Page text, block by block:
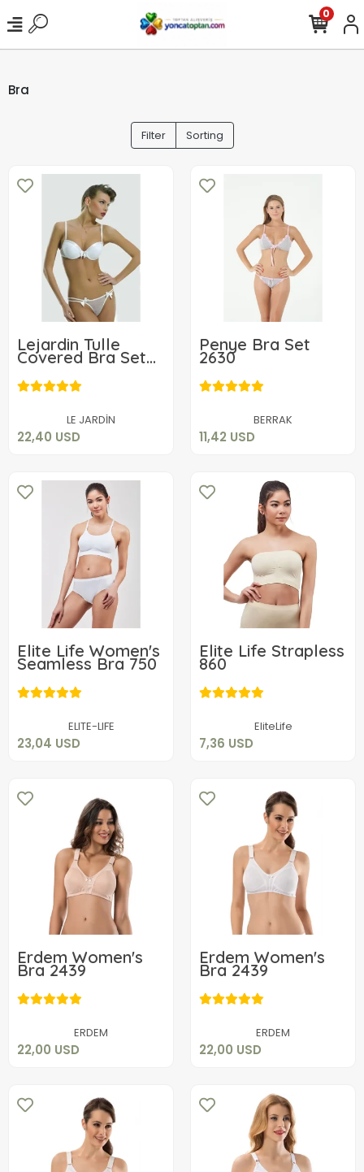
0
Bra
Filter Sorting
Lejardin Tulle
Covered Bra Set
6565
LE JARDİN
22,40 USD
22,40 USD
Add to cart
Penye Bra Set
2630
BERRAK
11,42 USD
11,42 USD
Elite Life Women's
Seamless Bra 750
ELITE-LIFE
23,04 USD
23,04 USD
Elite Life Strapless
860
EliteLife
7,36 USD
7,36 USD
Erdem Women's
Bra 2439
ERDEM
22,00 USD
22,00 USD
Erdem Women's
Bra 2439
ERDEM
22,00 USD
22,00 USD